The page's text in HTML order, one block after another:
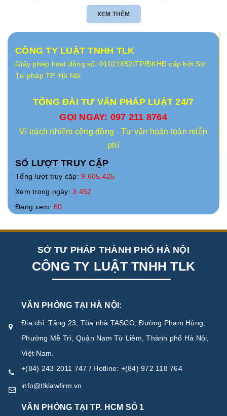
XEM THÊM
CÔNG TY LUẬT TNHH TLK
Giấy phép hoạt động số: 01021852/TP/ĐKHĐ cấp bởi Sở
Tư pháp TP. Hà Nội
TỔNG ĐÀI TƯ VẤN PHÁP LUẬT 24/7
GỌI NGAY: 097 211 8764
Vì trách nhiệm cộng đồng - Tư vấn hoàn toàn miễn
phí
SỐ LƯỢT TRUY CẬP
Tổng lượt truy cập: 9.605.425
Xem trong ngày: 3.452
Đang xem: 60
SỞ TƯ PHÁP THÀNH PHỐ HÀ NỘI
CÔNG TY LUẬT TNHH TLK
VĂN PHÒNG TẠI HÀ NỘI:
Địa chỉ: Tầng 23, Tòa nhà TASCO, Đường Phạm Hùng,
Phường Mễ Trì, Quận Nam Từ Liêm, Thành phố Hà Nội,
Việt Nam.
+(84) 243 2011 747 / Hotline: +(84) 972 118 764
info@tlklawfirm.vn
VĂN PHÒNG TẠI TP. HCM SỐ 1